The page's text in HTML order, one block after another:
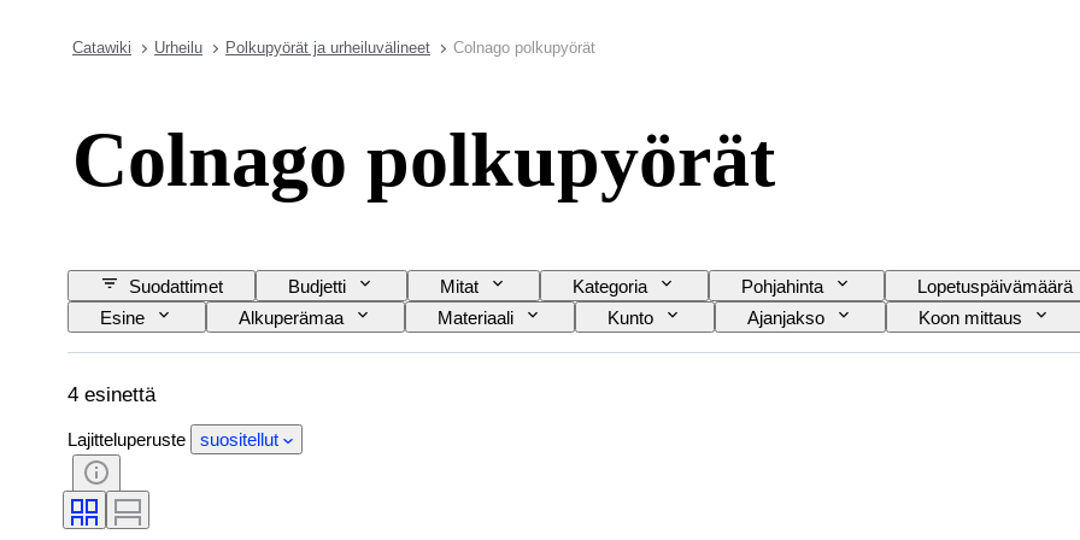
Catawiki Urheilu Polkupyörät ja urheiluvälineet Colnago polkupyörät
Colnago polkupyörät
Suodattimet Budjetti Mitat Kategoria Pohjahinta Lopetuspäivämäärä
Esine
Alkuperämaa Materiaali Kunto Ajanjakso Koon mittaus
4 esinettä
Lajitteluperuste suositellut